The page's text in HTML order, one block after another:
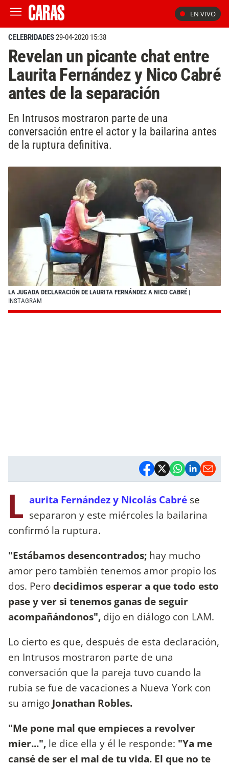
EN VIVO
CELEBRIDADES29-04-2020 15:38
Revelan un picante chat entre
Laurita Fernández y Nico Cabré
antes de la separación
En Intrusos mostraron parte de una
conversación entre el actor y la bailarina antes
de la ruptura definitiva.
LA JUGADA DECLARACIÓN DE LAURITA FERNÁNDEZ A NICO CABRÉ |
INSTAGRAM
L aurita Fernández y Nicolás Cabré se
separaron y este miércoles la bailarina
confirmó la ruptura.
"Estábamos desencontrados; hay mucho
amor pero también tenemos amor propio los
dos. Perodecidimos esperar a que todo esto
pase y ver si tenemos ganas de seguir
acompañándonos", dijo en diálogo con LAM.
Lo cierto es que, después de esta declaración,
en Intrusos mostraron parte de una
conversación que la pareja tuvo cuando la
rubia se fue de vacaciones a Nueva York con
su amigo Jonathan Robles.
"Me pone mal que empieces a revolver
mier...", le dice ella y él le responde: "Ya me
cansé de ser el mal de tu vida. El que no te